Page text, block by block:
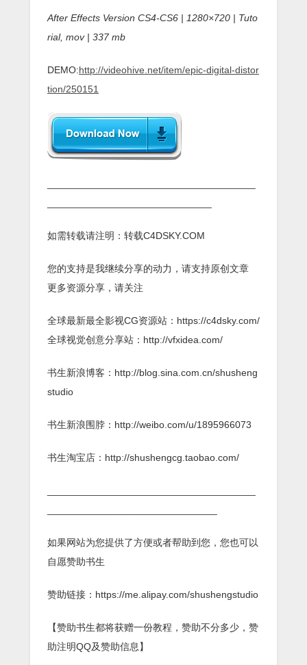
After Effects Version CS4-CS6 | 1280×720 | Tuto
rial, mov | 337 mb
DEMO:http://videohive.net/item/epic-digital-distor
tion/250151
如需转载请注明：转载C4DSKY.COM
您的支持是我继续分享的动力，请支持原创文章
更多资源分享，请关注
全球最新最全影视CG资源站：https://c4dsky.com/
全球视觉创意分享站：http://vfxidea.com/
书生新浪博客：http://blog.sina.com.cn/shusheng
studio
书生新浪围脖：http://weibo.com/u/1895966073
书生淘宝店：http://shushengcg.taobao.com/
如果网站为您提供了方便或者帮助到您，您也可以
自愿赞助书生
赞助链接：https://me.alipay.com/shushengstudio
【赞助书生都将获赠一份教程，赞助不分多少，赞
助注明QQ及赞助信息】